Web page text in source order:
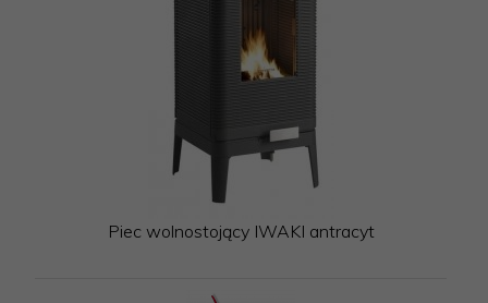
Piec wolnostojący IWAKI antracyt